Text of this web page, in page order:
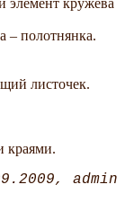
кружева
– полотнянка.
листочек.
краями.
admin